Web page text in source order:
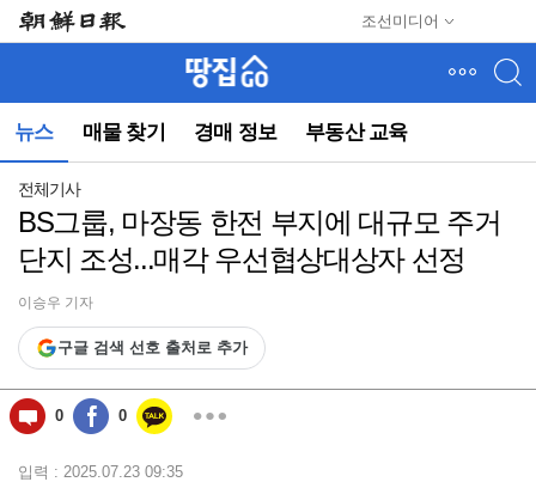
조선미디어
뉴스 매물 찾기 경매 정보 부동산 교육
뉴
(컨
동)
전체기사
BS그룹, 마장동 한전 부지에 대규모 주거
단지 조성...매각 우선협상대상자 선정
이승우 기자
구글 검색 선호 출처로 추가
0 0
입력 : 2025.07.23 09:35